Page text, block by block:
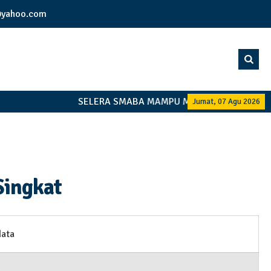
Jumat, 07 Agu 2026
SELERA SMABA MAMPU MANDIRI